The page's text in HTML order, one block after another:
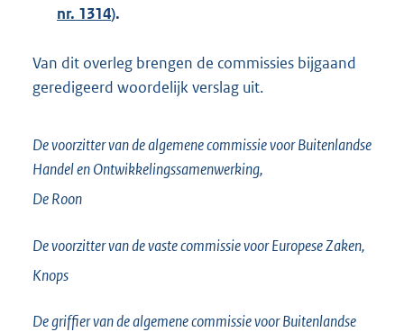
nr. 1314).
Van dit overleg brengen de commissies bijgaand
geredigeerd woordelijk verslag uit.
De voorzitter van de algemene commissie voor Buitenlandse
Handel en Ontwikkelingssamenwerking,
De Roon
De voorzitter van de vaste commissie voor Europese Zaken,
Knops
De griffier van de algemene commissie voor Buitenlandse